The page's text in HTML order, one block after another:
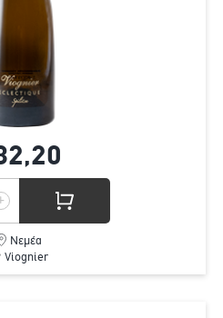
20
Νεμέα
Viognier